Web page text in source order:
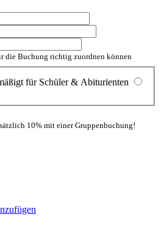
die Buchung richtig zuordnen können
für Schüler & Abiturienten
10% mit einer Gruppenbuchung!